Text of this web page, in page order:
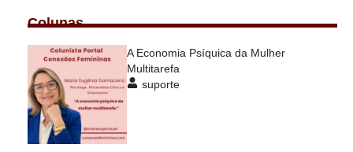
Colunas
A Economia Psíquica da Mulher
Multitarefa
suporte